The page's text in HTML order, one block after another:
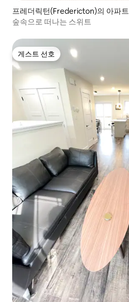
프레더릭턴(Fredericton)의 아파트
숲속으로 떠나는 스위트
게스트 선호
게스트 선호